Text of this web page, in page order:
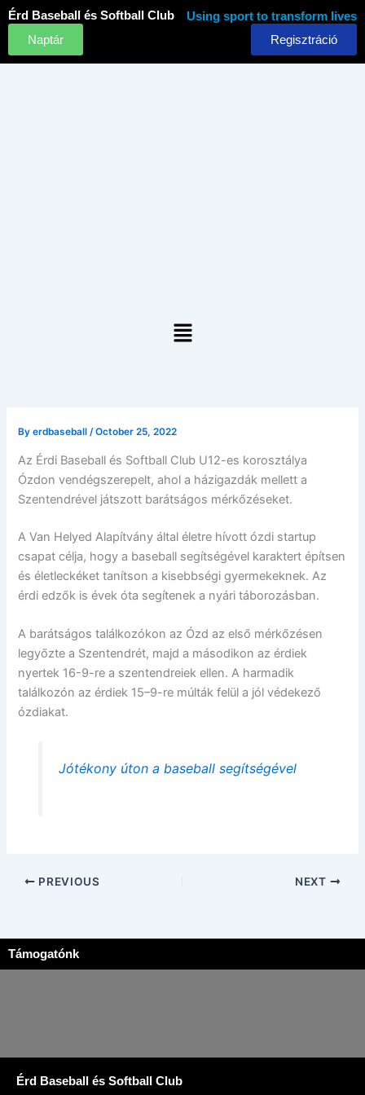
Skip
to
content
Érd Baseball és Softball Club
Using sport to transform lives
Naptár
Regisztráció
Menu
Byerdbaseball /October 25, 2022
Az Érdi Baseball és Softball Club U12-es korosztálya
Ózdon vendégszerepelt, ahol a házigazdák mellett a
Szentendrével játszott barátságos mérkőzéseket.
A Van Helyed Alapítvány által életre hívott ózdi startup
csapat célja, hogy a baseball segítségével karaktert építsen
és életleckéket tanítson a kisebbségi gyermekeknek. Az
érdi edzők is évek óta segítenek a nyári táborozásban.
A barátságos találkozókon az Ózd az első mérkőzésen
legyőzte a Szentendrét, majd a másodikon az érdiek
nyertek 16-9-re a szentendreiek ellen. A harmadik
találkozón az érdiek 15–9-re múlták felül a jól védekező
ózdiakat.
Jótékony úton a baseball segítségével
PREVIOUS NEXT
Támogatónk
Érd Baseball és Softball Club